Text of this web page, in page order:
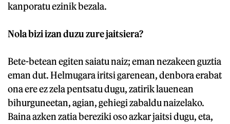
kanporatu ezinik bezala.
Nola bizi izan duzu zure jaitsiera?
Bete-betean egiten saiatu naiz; eman nezakeen guztia
eman dut. Helmugara iritsi garenean, denbora erabat
ona ere ez zela pentsatu dugu, zatirik lauenean
bihurguneetan, agian, gehiegi zabaldu naizelako.
Baina azken zatia bereziki oso azkar jaitsi dugu, eta,